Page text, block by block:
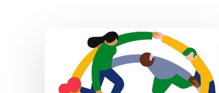
marketing